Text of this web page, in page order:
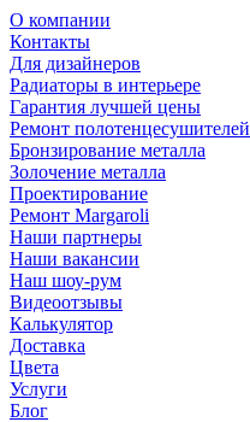
О компании
Контакты
Для дизайнеров
Радиаторы в интерьере
Гарантия лучшей цены
Ремонт полотенцесушителей
Бронзирование металла
Золочение металла
Проектирование
Ремонт Margaroli
Наши партнеры
Наши вакансии
Наш шоу-рум
Видеоотзывы
Калькулятор
Доставка
Цвета
Услуги
Блог